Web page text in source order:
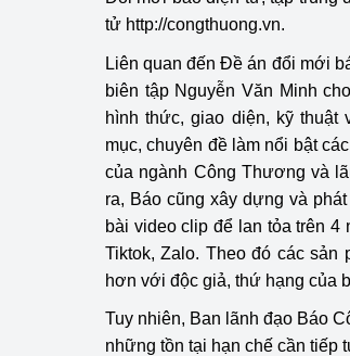
tử http://congthuong.vn.
Liên quan đến Đề án đổi mới
biên tập Nguyễn Văn Minh
hình thức, giao diện, kỹ thuật
mục, chuyên đề làm nổi bật
của ngành Công Thương và
ra, Báo cũng xây dựng và
bài video clip để lan tỏa trên 4
Tiktok, Zalo. Theo đó các sản
hơn với độc giả, thứ hạng của
Tuy nhiên, Ban lãnh đạo Báo
những tồn tại hạn chế cần tiếp